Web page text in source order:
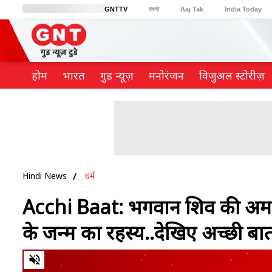
GNTTV বাংলা Aaj Tak India Today
BT Bazaar Cosmopolitan
होम भारत गुड न्यूज़ मनोरंजन विजुअल स्टोरीज़
Hindi News धर्म
Acchi Baat: भगवान शिव की
के जन्म का रहस्य..देखिए अच्छी
0
of